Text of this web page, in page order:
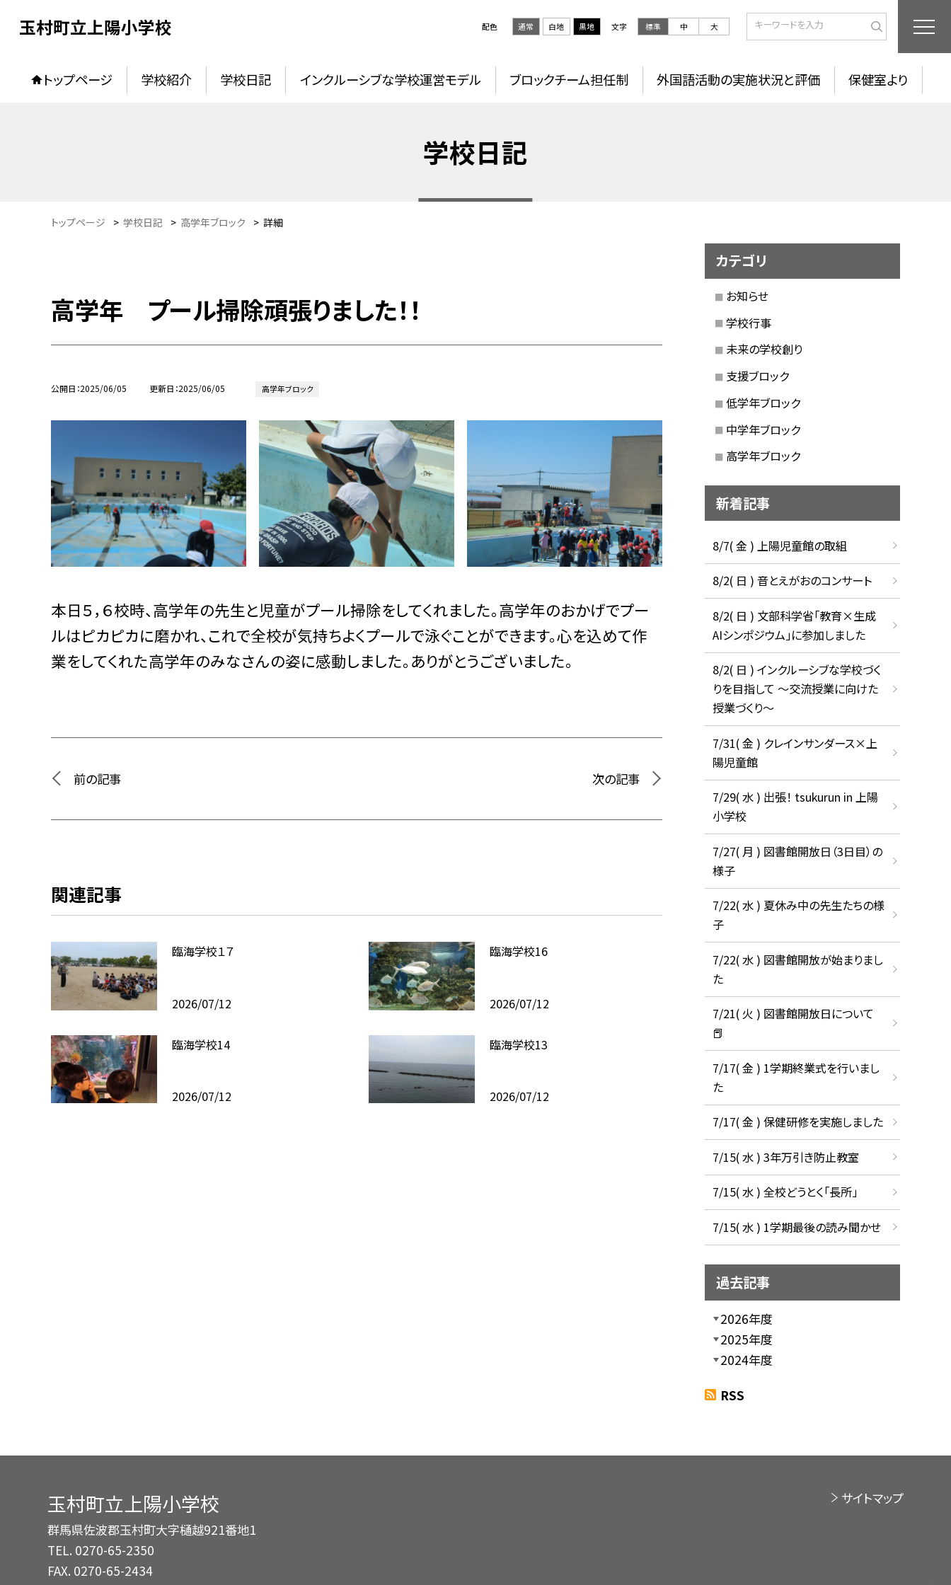
玉村町立上陽小学校 配色 通常 白地 黒地 文字 標準 中 大
トップページ 学校紹介 学校日記 インクルーシブな学校運営モデル ブロックチーム担任制 外国語活動の実施状況と評価 保健室より
学校日記
トップページ > 学校日記 > 高学年ブロック > 詳細
高学年 プール掃除頑張りました！！
公開日 2025/06/05 更新日 2025/06/05 高学年ブロック
本日５，６校時、高学年の先生と児童がプール掃除をしてくれました。高学年のおかげでプー
ルはピカピカに磨かれ、これで全校が気持ちよくプールで泳ぐことができます。心を込めて作
業をしてくれた高学年のみなさんの姿に感動しました。ありがとうございました。
前の記事 次の記事
関連記事
臨海学校１７
2026/07/12
臨海学校16
2026/07/12
臨海学校14
2026/07/12
臨海学校13
2026/07/12
カテゴリ
お知らせ
学校行事
未来の学校創り
支援ブロック
低学年ブロック
中学年ブロック
高学年ブロック
新着記事
8/7( 金 ) 上陽児童館の取組
8/2( 日 ) 音とえがおのコンサート
8/2( 日 ) 文部科学省「教育×生成
AIシンポジウム」に参加しました
8/2( 日 ) インクルーシブな学校づく
りを目指して ～交流授業に向けた
授業づくり～
7/31( 金 ) クレインサンダース×上
陽児童館
7/29( 水 ) 出張！ tsukurun in 上陽
小学校
7/27( 月 ) 図書館開放日（3日目）の
様子
7/22( 水 ) 夏休み中の先生たちの様
子
7/22( 水 ) 図書館開放が始まりまし
た
7/21( 火 ) 図書館開放日について
📕
7/17( 金 ) 1学期終業式を行いまし
た
7/17( 金 ) 保健研修を実施しました
7/15( 水 ) 3年万引き防止教室
7/15( 水 ) 全校どうとく「長所」
7/15( 水 ) 1学期最後の読み聞かせ
過去記事
2026年度
2025年度
2024年度
RSS
玉村町立上陽小学校
群馬県佐波郡玉村町大字樋越921番地1
TEL. 0270-65-2350
FAX. 0270-65-2434
サイトマップ